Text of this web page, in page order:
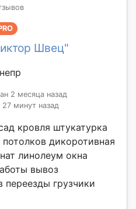
Швец"
2 месяца назад
минут назад
кровля штукатурка
дикоротивная
линолеум окна
вывоз
переезды грузчики